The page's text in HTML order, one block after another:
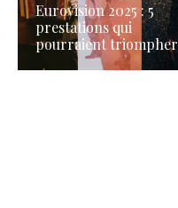
Eurovision 2025 : 5
prestations qui
pourraient triompher